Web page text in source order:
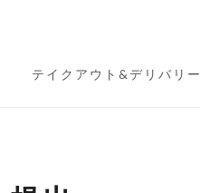
テイクアウト&デリバリー